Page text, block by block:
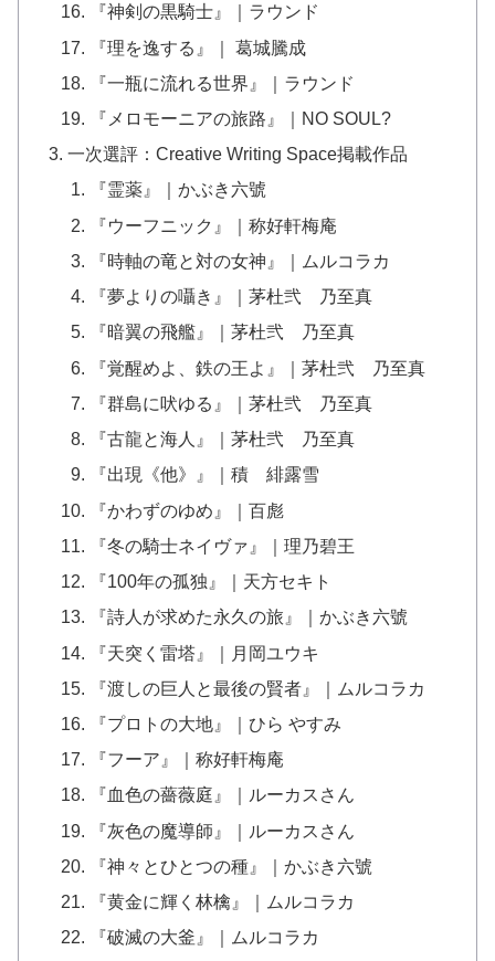
『神剣の黒騎士』｜ラウンド
『理を逸する』｜ 葛城騰成
『一瓶に流れる世界』｜ラウンド
『メロモーニアの旅路』｜NO SOUL?
一次選評：Creative Writing Space掲載作品
『霊薬』｜かぶき六號
『ウーフニック』｜称好軒梅庵
『時軸の竜と対の女神』｜ムルコラカ
『夢よりの囁き』｜茅杜弐 乃至真
『暗翼の飛艦』｜茅杜弐 乃至真
『覚醒めよ、鉄の王よ』｜茅杜弐 乃至真
『群島に吠ゆる』｜茅杜弐 乃至真
『古龍と海人』｜茅杜弐 乃至真
『出現《他》』｜積 緋露雪
『かわずのゆめ』｜百彪
『冬の騎士ネイヴァ』｜理乃碧王
『100年の孤独』｜天方セキト
『詩人が求めた永久の旅』｜かぶき六號
『天突く雷塔』｜月岡ユウキ
『渡しの巨人と最後の賢者』｜ムルコラカ
『プロトの大地』｜ひら やすみ
『フーア』｜称好軒梅庵
『血色の薔薇庭』｜ルーカスさん
『灰色の魔導師』｜ルーカスさん
『神々とひとつの種』｜かぶき六號
『黄金に輝く林檎』｜ムルコラカ
『破滅の大釜』｜ムルコラカ